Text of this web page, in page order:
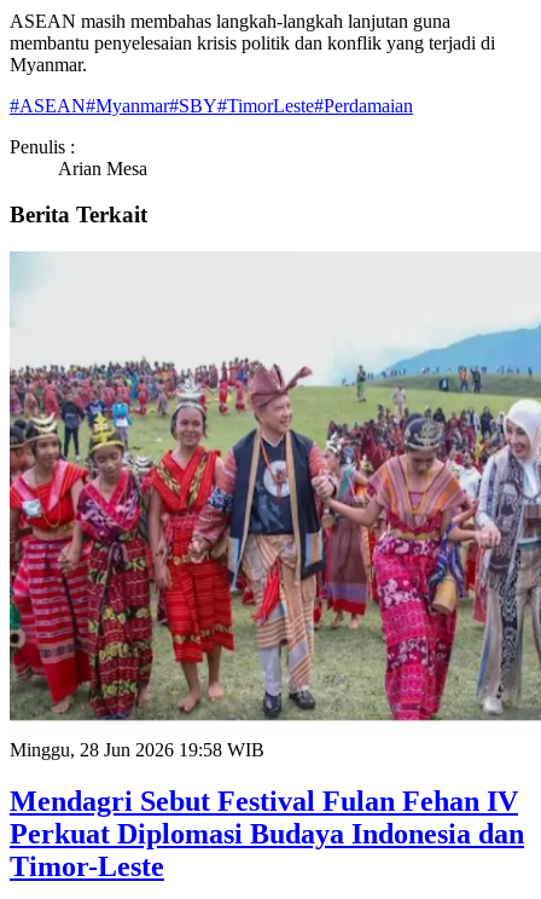
ASEAN masih membahas langkah-langkah lanjutan guna
membantu penyelesaian krisis politik dan konflik yang terjadi di
Myanmar.
#ASEAN#Myanmar#SBY#TimorLeste#Perdamaian
Penulis :
Arian Mesa
Berita Terkait
Minggu, 28 Jun 2026 19:58 WIB
Mendagri Sebut Festival Fulan Fehan IV
Perkuat Diplomasi Budaya Indonesia dan
Timor-Leste